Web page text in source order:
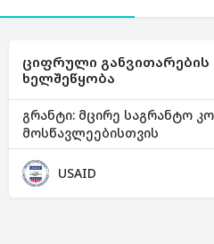
ციფრული განვითარების
ხელშეწყობა
გრანტი: მცირე საგრანტო
მოსწავლეებისთვის
USAID